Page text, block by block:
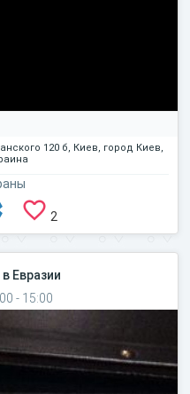
120 б, Киев, город Киев,
2
Евразии
- 15:00